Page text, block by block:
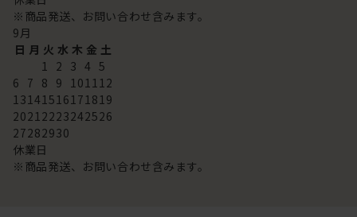
※商品発送、お問い合わせ含みます。
9月
日 月 火 水 木 金 土
1 2 3 4 5
6 7 8 9 101112
13141516171819
20212223242526
27282930
休業日
※商品発送、お問い合わせ含みます。